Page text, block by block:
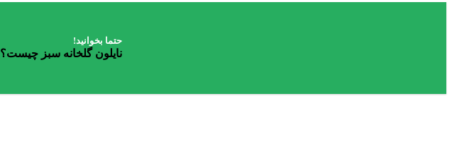
حتما بخوانید!
نایلون گلخانه سبز چیست؟